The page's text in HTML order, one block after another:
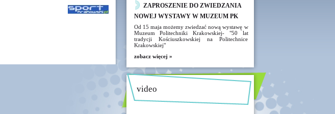
ZAPROSZENIE DO ZWIEDZANIA
NOWEJ WYSTAWY W MUZEUM PK
Od 15 maja możemy zwiedzać nową wystawę w
Muzeum Politechniki Krakowskiej- "50 lat
tradycji Kościuszkowskiej na Politechnice
Krakowskiej"
zobacz więcej »
video